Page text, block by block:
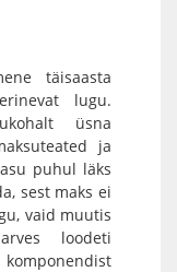
täisaasta
lugu.
üsna
ja
puhul läks
sest maks ei
vaid muutis
loodeti